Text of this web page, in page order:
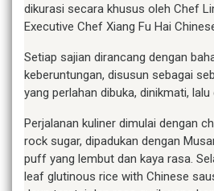
dikurasi secara khusus oleh Chef
Executive Chef Xiang Fu Hai
Setiap sajian dirancang dengan
keberuntungan, disusun sebagai
yang perlahan dibuka, dinikmati, lalu
Perjalanan kuliner dimulai dengan
rock sugar, dipadukan dengan
puff yang lembut dan kaya rasa.
leaf glutinous rice with Chinese